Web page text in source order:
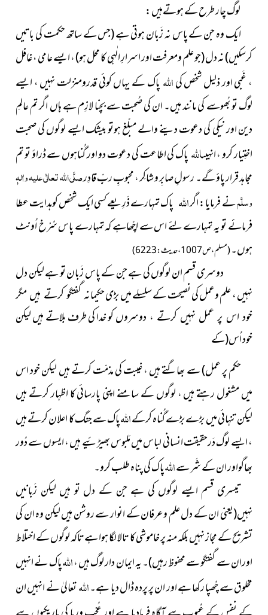
لوگ چار طرح کے ہوتےہیں :
ایک وہ جن کے پاس نہ زَبان ہوتی ہے(جس کے ساتھ حکمت کی باتیں
کرسکیں)نہ دل(جو علم ومعرفت اور اسرارِ الٰہی کا محل ہو) ،ایسے عامی ، غافل
، غَبی اور ذلیل شخص کیاللہپاک کے یہاں کوئی قدرومنزلت نہیں ، ایسے
لوگ تو بُھوسے کی مانند ہیں۔ ان کی صُحبت سے بچنا لازِم ہے ہاں اگر تم عالمِ
دین اور نیکی کی دعوت دینے والے مبلّغ ہوتو بیشک ایسے لوگوں کی صحبت
اختِیار کرو ، انہیںاللہپاک کی اطاعت کی دعوت دو اور گُناہوں سے ڈراؤ تو تم
مجاہد قرار پاؤ گے۔ رسولِ صابِر و شاکِر ، محبوبِِ ربِِّ قادِرصلَّی اللہ تعالٰی علیہ واٰلہٖ
وسلَّمنے فرمایا : اگراللہ پاک تمہارے ذَرِیعے کسی ایک شخص کوہدایت عطا
فرمائے تو یہ تمہارے لئے اس سے اچّھاہے کہ تمہارے پاس سُرْخ اُونٹ
ہوں۔(مسلم ، ص1007 ، حدیث : 6223)
دوسری قسم ان لوگوں کی ہے جن کے پاس زَبان تو ہے لیکن دل
نہیں ، علم وعمل کی نصیحت کے سلسلے میں بڑیحکیمانہ گفتگو کرتے ہیں مگر
خود اس پر عمل نہیں کرتے ، دوسروںکو خدا کی طرف بلاتے ہیں لیکن
خود اُس(کے
حکم پر عمل)سے بھاگتے ہیں ، غیبت کی مذمّت کرتے ہیں لیکن خود اس
میں مشغول رہتے ہیں ، لوگوں کے سامنے اپنی پارسائی کا اظہار کرتے ہیں
لیکن تنہائی میں بڑے بڑے گُناہ کرکےاللہپاک سے جنگ کا اعلان کرتے ہیں
، ایسے لوگ دَرحقیقت انسانی لباس میں مَلبوس بھیڑئیے ہیں ، ایسوں سے دُور
بھاگواور ان کے شَر سےاللہپاک کی پناہ طلب کرو۔
تیسری قسم ایسے لوگوں کی ہے جن کے دل تو ہیں لیکن زَبانیں
نہیں(یعنی ان کے دل علم وعرفان کے انوار سے روشن ہیں لیکن وہ ان کی
تشریح کے مجاز نہیں بلکہ منہ پر خاموشی کا تالا لگا ہوا ہے تاکہ لوگوں کے اختلاط
اوران سے گفتگو سے محفوظ رہیں)۔ یہ ایمان دار لوگ ہیں ،اللہپاک نے انہیں
مخلوق سے چُھپا رکھا ہے اور ان پر پردہ ڈال دیا ہے۔اللہتعالیٰ نے انہیں ان
سے